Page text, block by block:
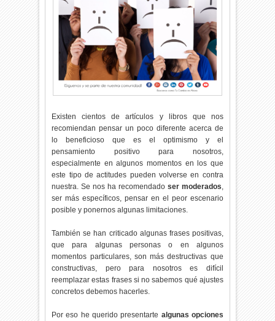
Existen cientos de artículos y libros que nos
recomiendan pensar un poco diferente acerca de
lo beneficioso que es el optimismo y el
pensamiento positivo para nosotros,
especialmente en algunos momentos en los que
este tipo de actitudes pueden volverse en contra
nuestra. Se nos ha recomendado ser moderados,
ser más específicos, pensar en el peor escenario
posible y ponernos algunas limitaciones.
También se han criticado algunas frases positivas,
que para algunas personas o en algunos
momentos particulares, son más destructivas que
constructivas, pero para nosotros es difícil
reemplazar estas frases si no sabemos qué ajustes
concretos debemos hacerles.
Por eso he querido presentarte algunas opciones